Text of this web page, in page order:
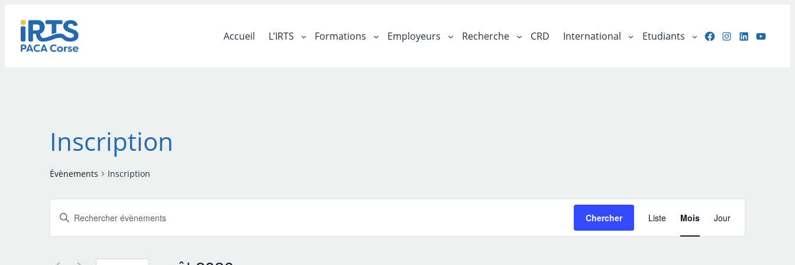
Accueil L’IRTS Formations Employeurs Recherche CRD International Etudiants Facebook
Instagram
LinkedIn
Inscription
Évènements Inscription
Recherche
et
navigation
Saisir
mot-
clé.
Chercher
de
vues
Liste Mois Jour